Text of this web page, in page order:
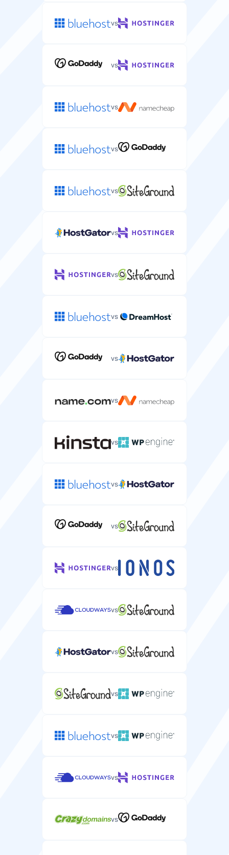
vs
vs
vs
vs
vs
vs
vs
vs
vs
vs
vs
vs
vs
vs
vs
vs
vs
vs
vs
vs